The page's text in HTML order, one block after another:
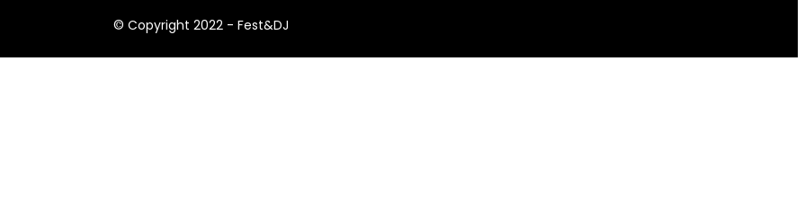
© Copyright 2022 - Fest&DJ